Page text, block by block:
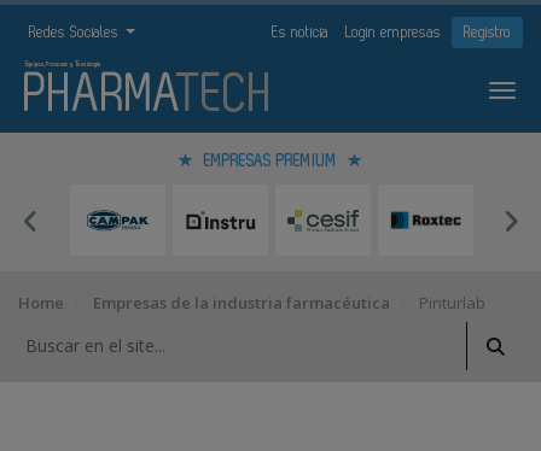
Redes Sociales Es noticia Login empresas Registro
EMPRESAS PREMIUM
Home Empresas de la industria farmacéutica Pinturlab